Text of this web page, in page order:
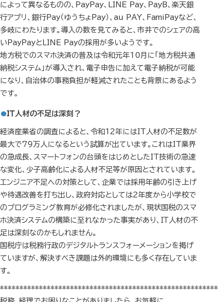
によって異なるものの、PayPay、LINE Pay、PayB、楽天銀
行アプリ、銀行Pay（ゆうちょPay）、au PAY、FamiPayなど、
多岐にわたります。導入の数を見てみると、市井でのシェアの高
いPayPayとLINE Payの採用が多いようです。
地方税でのスマホ決済の普及は令和元年10月に「地方税共通
納税システム」が導入され、電子申告に加えて電子納税が可能
になり、自治体の事務負担が軽減されたことも背景にあるよう
です。
IＴ人材の不足は深刻？
経済産業省の調査によると、令和12年にはIT人材の不足数が
最大で79万人になるという試算が出ています。これはIT業界
の急成長、スマートフォンの台頭をはじめとしたIT技術の急速
な変化、少子高齢化による人材不足等が原因とされています。
エンジニア不足への対策として、企業では採用年齢の引き上げ
や待遇改善を打ち出し、政府対応としては2年度から小学校で
のプログラミング教育が必修化されましたが、現状国税のスマ
ホ決済システムの構築に至れなかった事実があり、ＩＴ人材の不
足は深刻なのかもしれません。
国税庁は税務行政のデジタルトランスフォーメーションを掲げ
ていますが、解決すべき課題は外的環境にも多く存在していま
す。